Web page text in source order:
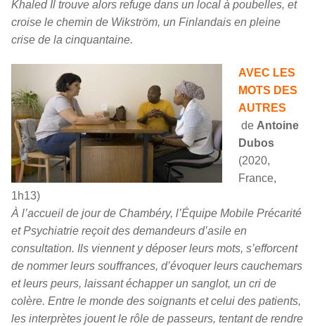
Khaled Il trouve alors refuge dans un local à poubelles, et
croise le chemin de Wikström, un Finlandais en pleine
crise de la cinquantaine.
AVEC LES
MOTS DES
AUTRES
de Antoine
Dubos
(2020,
France,
1h13)
À l’accueil de jour de Chambéry, l’Équipe Mobile Précarité
et Psychiatrie reçoit des demandeurs d’asile en
consultation. Ils viennent y déposer leurs mots, s’efforcent
de nommer leurs souffrances, d’évoquer leurs cauchemars
et leurs peurs, laissant échapper un sanglot, un cri de
colère. Entre le monde des soignants et celui des patients,
les interprètes jouent le rôle de passeurs, tentant de rendre